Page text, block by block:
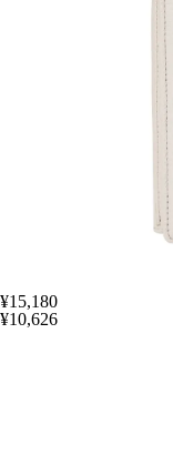
¥15,180
¥10,626